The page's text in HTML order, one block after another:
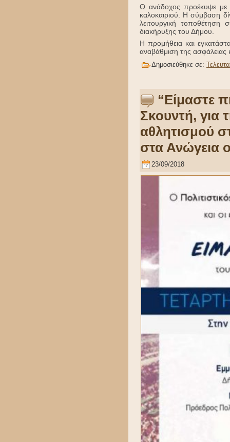
Ο ανάδοχος προέκυψε με
καλοκαιριού. Η σύμβαση
λειτουργική
διακήρυξης του Δήμου.
Η προμήθεια και
αναβάθμιση της ασφάλειας
Δημοσιεύθηκε σε:
“Είμαστε
Σκουντή, για
αθλητισμού
στα Ανώγεια
23/09/2018